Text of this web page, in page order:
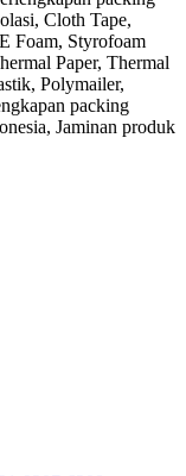
Cloth Tape,
Foam, Styrofoam
Paper, Thermal
Polymailer,
packing
Jaminan produk